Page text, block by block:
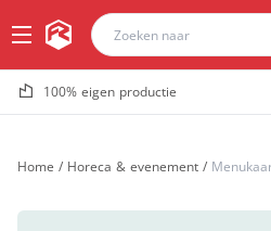
100% eigen productie
Home / Horeca & evenement /